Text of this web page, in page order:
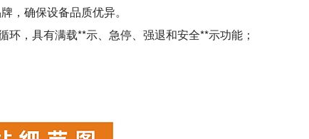
，确保设备品质优异。
，具有满载**示、急停、强退和安全**示功能；